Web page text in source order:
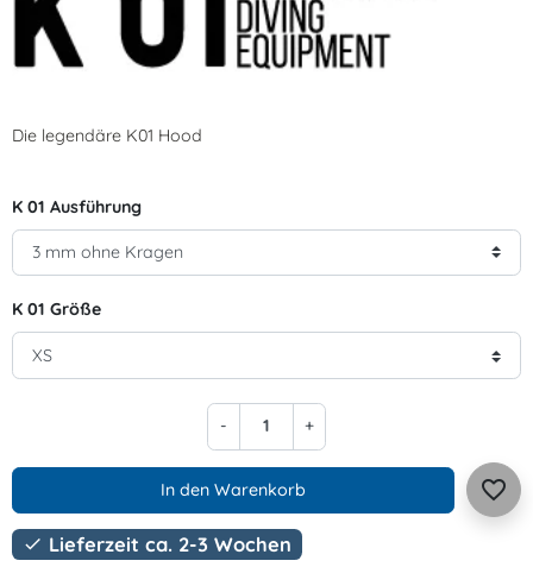
Die legendäre K01 Hood
K 01 Ausführung
K 01 Größe
- +
In den Warenkorb favorite_border
 Lieferzeit ca. 2-3 Wochen